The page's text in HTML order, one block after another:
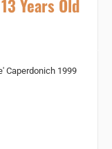
Years Old